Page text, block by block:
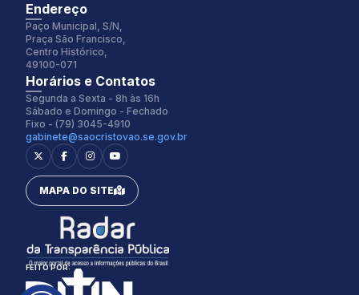
Inter
Espaçamento Fonte:
0px
Alterar Tema:
Claro
Endereço
Paço Municipal, S/N,
Praça São Francisco,
Centro Histórico,
49100-071
Horários e Contatos
Segunda a Sexta - 8h às 16h
Sábado e Domingo - Fechado
Fixo - (79) 3045-4910
gabinete@saocristovao.se.gov.br
MAPA DO SITE
FEITO POR: